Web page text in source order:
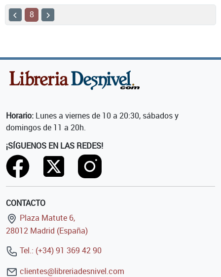
8
Horario: Lunes a viernes de 10 a 20:30, sábados y
domingos de 11 a 20h.
¡SÍGUENOS EN LAS REDES!
CONTACTO
Plaza Matute 6,
28012 Madrid (España)
Tel.: (+34) 91 369 42 90
clientes@libreriadesnivel.com